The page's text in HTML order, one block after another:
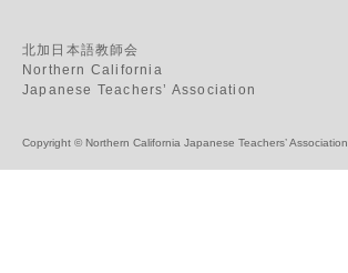
北加日本語教師会
Northern California
Japanese Teachers’ Association
Copyright © Northern California Japanese Teachers’ Association